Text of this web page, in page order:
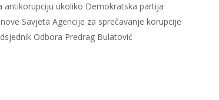
ukoliko Demokratska partija
Savjeta Agencije za sprečavanje korupcije
Odbora Predrag Bulatović